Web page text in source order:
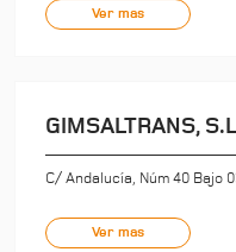
Ver mas
GIMSALTRANS,
C/ Andalucía, Núm 40 Bajo
Ver mas